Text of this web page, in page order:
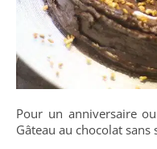
Pour un anniversaire
Gâteau au chocolat